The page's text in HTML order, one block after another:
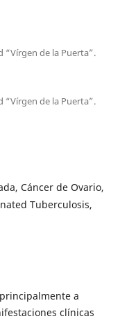
“Vírgen de la Puerta”.
“Vírgen de la Puerta”.
Cáncer de Ovario,
Tuberculosis,
a
clínicas